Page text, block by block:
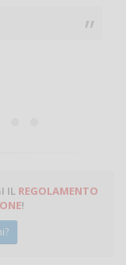
a
sapere.
IL REGOLAMENTO
!